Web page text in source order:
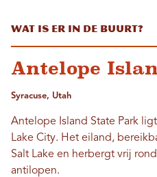
Wat is er in de buurt?
Antelope
Syracuse, Utah
Antelope Island State Park
Lake City. Het eiland,
Salt Lake en herbergt vrij
antilopen.